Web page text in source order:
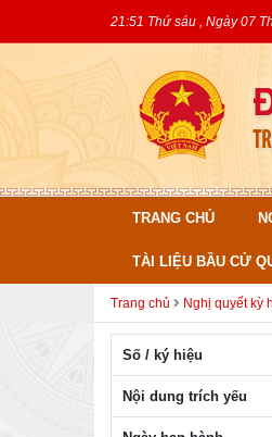
21:51 Thứ sáu , Ngày 07
TRANG CHỦ
TÀI LIỆU BẦU CỬ
Trang chủ Nghị quyết kỳ
Số / ký hiệu
Nội dung trích yếu